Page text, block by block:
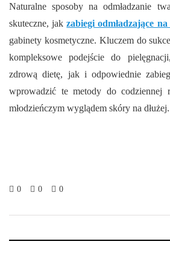
Naturalne sposoby na odmładzanie
skuteczne, jakzabiegi odmładzające
gabinety kosmetyczne. Kluczem do
kompleksowe podejście do
zdrową dietę, jak i odpowiednie
wprowadzić te metody do codziennej
młodzieńczym wyglądem skóry na dłużej.
0 0 0